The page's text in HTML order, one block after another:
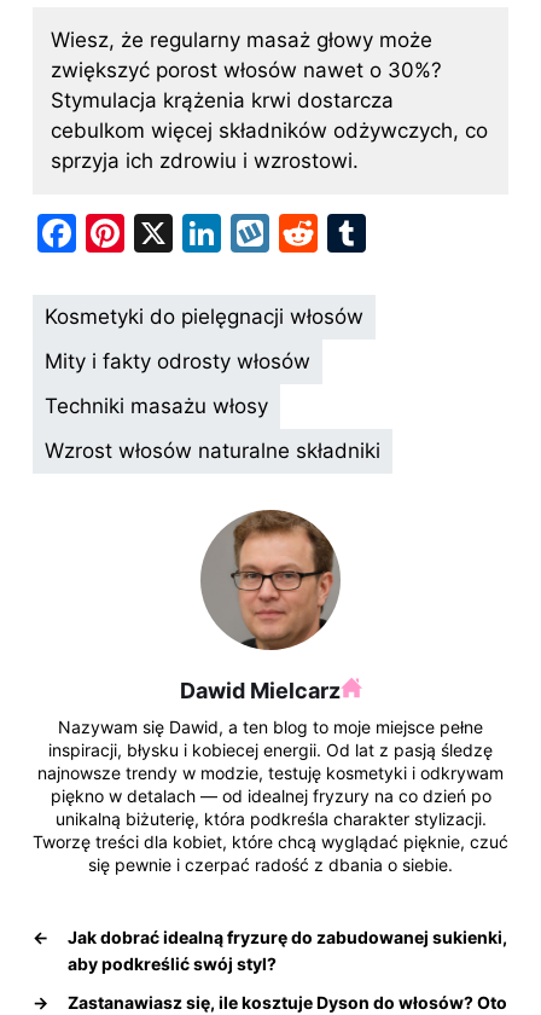
Wiesz, że regularny masaż głowy może
zwiększyć porost włosów nawet o 30%?
Stymulacja krążenia krwi dostarcza
cebulkom więcej składników odżywczych, co
sprzyja ich zdrowiu i wzrostowi.
F
c
e
b
o
o
Pi
er
e
st
X
Li
k
e
dI
n
W
k
o
R
d
Kosmetyki do pielęgnacji włosów
Mity i fakty odrosty włosów
Techniki masażu włosy
Wzrost włosów naturalne składniki
Dawid Mielcarz
Nazywam się Dawid, a ten blog to moje miejsce pełne
inspiracji, błysku i kobiecej energii. Od lat z pasją śledzę
najnowsze trendy w modzie, testuję kosmetyki i odkrywam
piękno w detalach — od idealnej fryzury na co dzień po
unikalną biżuterię, która podkreśla charakter stylizacji.
Tworzę treści dla kobiet, które chcą wyglądać pięknie, czuć
się pewnie i czerpać radość z dbania o siebie.
←
Jak dobrać idealną fryzurę do zabudowanej sukienki,
aby podkreślić swój styl?
→
Zastanawiasz się, ile kosztuje Dyson do włosów? Oto